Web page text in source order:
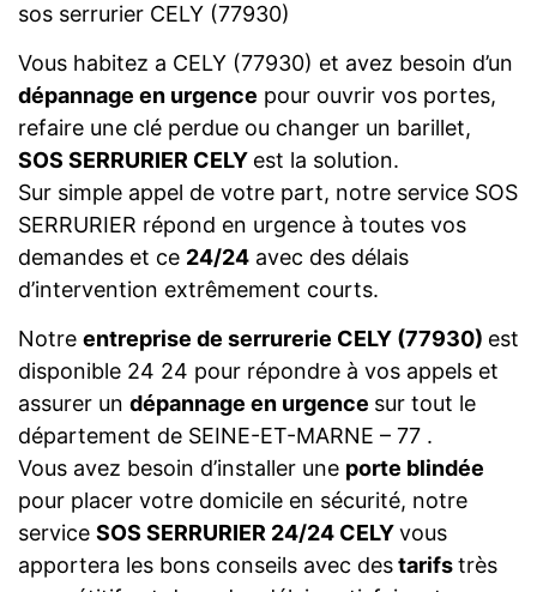
sos serrurier CELY (77930)
Vous habitez a CELY (77930) et avez besoin d’un
dépannage en urgence pour ouvrir vos portes,
refaire une clé perdue ou changer un barillet,
SOS SERRURIER CELY est la solution.
Sur simple appel de votre part, notre service SOS
SERRURIER répond en urgence à toutes vos
demandes et ce 24/24 avec des délais
d’intervention extrêmement courts.
Notre entreprise de serrurerie CELY (77930) est
disponible 24 24 pour répondre à vos appels et
assurer un dépannage en urgence sur tout le
département de SEINE-ET-MARNE – 77 .
Vous avez besoin d’installer une porte blindée
pour placer votre domicile en sécurité, notre
service SOS SERRURIER 24/24 CELYvous
apportera les bons conseils avec destarifstrès